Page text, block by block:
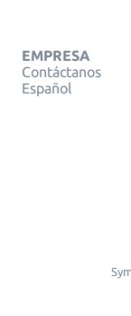
EMPRESA
Contáctanos
Español